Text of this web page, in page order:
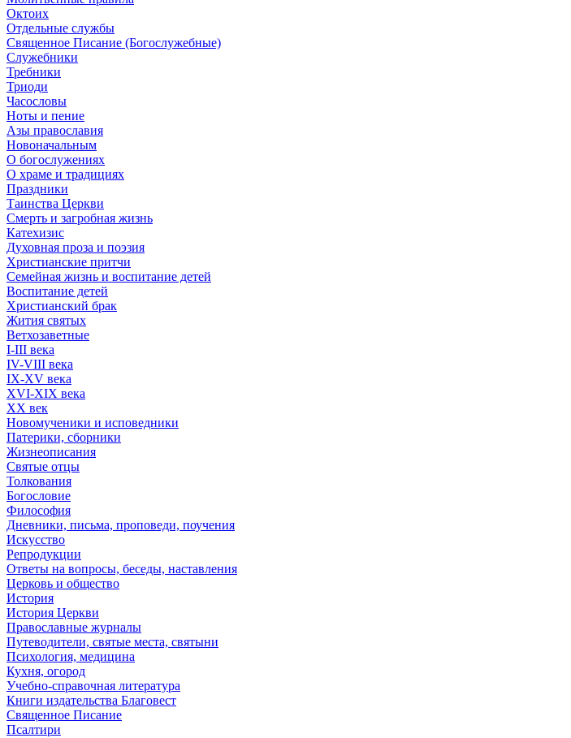
Октоих
Отдельные службы
Священное Писание (Богослужебные)
Служебники
Требники
Триоди
Часословы
Ноты и пение
Азы православия
Новоначальным
О богослужениях
О храме и традициях
Праздники
Таинства Церкви
Смерть и загробная жизнь
Катехизис
Духовная проза и поэзия
Христианские притчи
Семейная жизнь и воспитание детей
Воспитание детей
Христианский брак
Жития святых
Ветхозаветные
I-III века
IV-VIII века
IX-XV века
XVI-XIX века
XX век
Новомученики и исповедники
Патерики, сборники
Жизнеописания
Святые отцы
Толкования
Богословие
Философия
Дневники, письма, проповеди, поучения
Искусство
Репродукции
Ответы на вопросы, беседы, наставления
Церковь и общество
История
История Церкви
Православные журналы
Путеводители, святые места, святыни
Психология, медицина
Кухня, огород
Учебно-справочная литература
Книги издательства Благовест
Священное Писание
Псалтири